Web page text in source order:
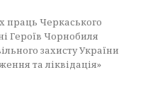
праць Черкаського
Героїв Чорнобиля
захисту України
та ліквідація»